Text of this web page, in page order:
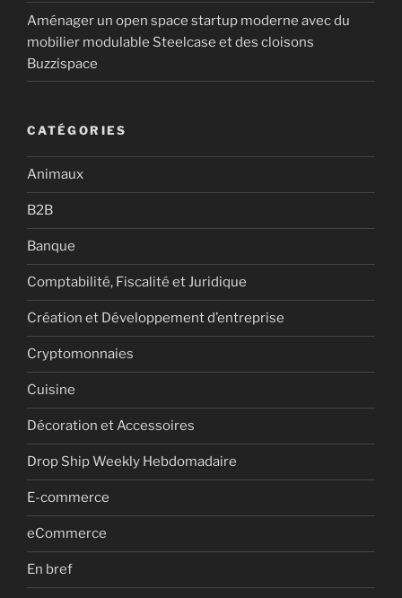
Aménager un open space startup moderne avec du
mobilier modulable Steelcase et des cloisons
Buzzispace
CATÉGORIES
Animaux
B2B
Banque
Comptabilité, Fiscalité et Juridique
Création et Développement d’entreprise
Cryptomonnaies
Cuisine
Décoration et Accessoires
Drop Ship Weekly Hebdomadaire
E-commerce
eCommerce
En bref